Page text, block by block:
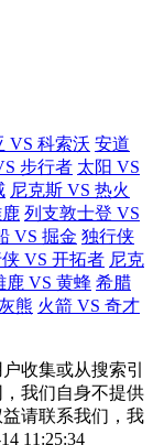
VS 科索沃 安道
步行者 太阳 VS
尼克斯 VS 热火
列支敦士登 VS
VS 掘金 独行侠
VS 开拓者 尼克
鹿 VS 黄蜂 希腊
熊 火箭 VS 奇才
收集或从搜索引
我们自身不提供
请联系我们，我
11:25:34